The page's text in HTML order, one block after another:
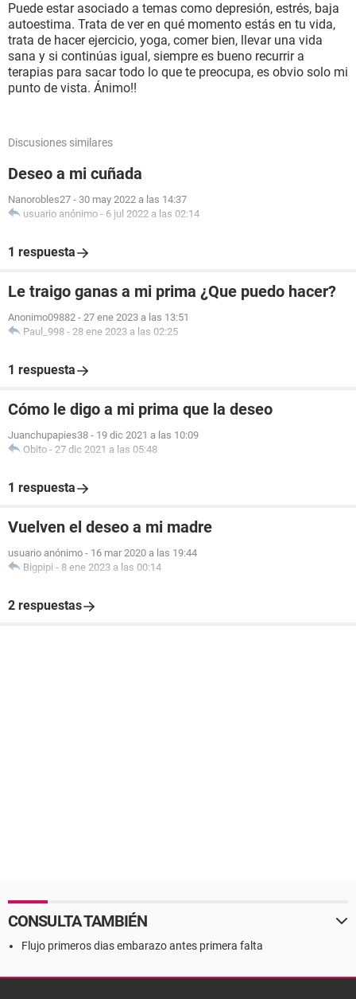
Puede estar asociado a temas como depresión, estrés, baja
autoestima. Trata de ver en qué momento estás en tu vida,
trata de hacer ejercicio, yoga, comer bien, llevar una vida
sana y si continúas igual, siempre es bueno recurrir a
terapias para sacar todo lo que te preocupa, es obvio solo mi
punto de vista. Ánimo!!
Discusiones similares
Deseo a mi cuñada
Nanorobles27 - 30 may 2022 a las 14:37
usuario anónimo - 6 jul 2022 a las 02:14
1 respuesta
Le traigo ganas a mi prima ¿Que puedo hacer?
Anonimo09882 - 27 ene 2023 a las 13:51
Paul_998 - 28 ene 2023 a las 02:25
1 respuesta
Cómo le digo a mi prima que la deseo
Juanchupapies38 - 19 dic 2021 a las 10:09
Obito - 27 dic 2021 a las 05:48
1 respuesta
Vuelven el deseo a mi madre
usuario anónimo - 16 mar 2020 a las 19:44
Bigpipi - 8 ene 2023 a las 00:14
2 respuestas
CONSULTA TAMBIÉN
Flujo primeros dias embarazo antes primera falta